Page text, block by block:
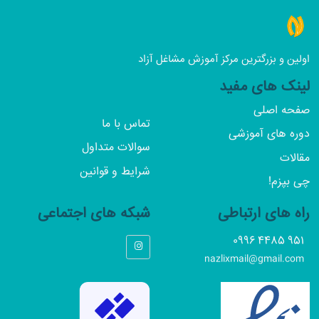
اولین و بزرگترین مرکز آموزش مشاغل آزاد
لینک های مفید
صفحه اصلی
دوره های آموزشی
مقالات
چی بپزم!
تماس با ما
سوالات متداول
شرایط و قوانین
راه های ارتباطی
951 4485 0996
nazlixmail@gmail.com
شبکه های اجتماعی